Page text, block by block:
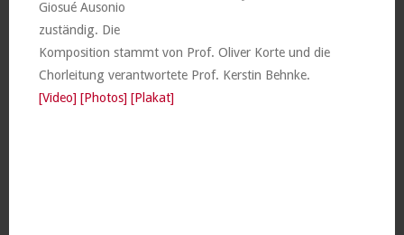
Giosué Ausonio
zuständig. Die
Komposition stammt von Prof. Oliver Korte und die
Chorleitung verantwortete Prof. Kerstin Behnke.
[Video] [Photos] [Plakat]